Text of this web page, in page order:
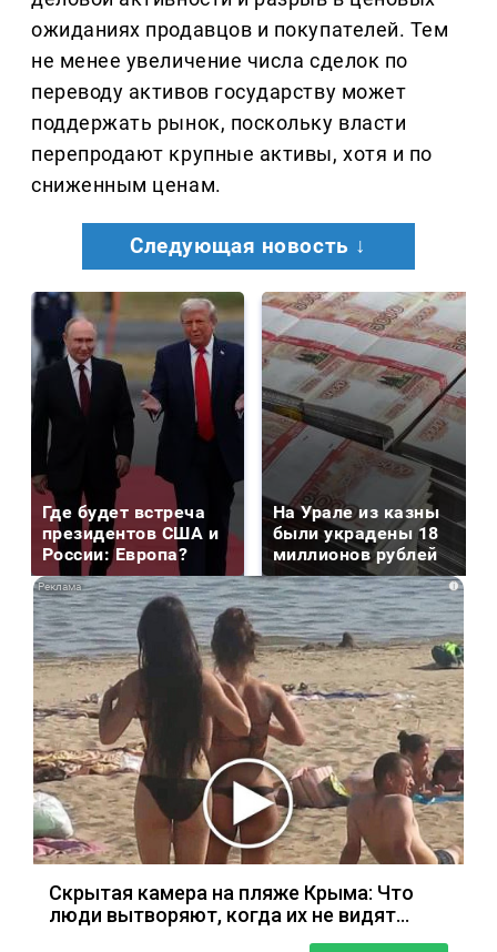
ожиданиях продавцов и покупателей. Тем
не менее увеличение числа сделок по
переводу активов государству может
поддержать рынок, поскольку власти
перепродают крупные активы, хотя и по
сниженным ценам.
Следующая новость ↓
Где будет встреча
президентов США и
России: Европа?
На Урале из казны
были украдены 18
миллионов рублей
i
Скрытая камера на пляже Крыма: Что
люди вытворяют, когда их не видят...